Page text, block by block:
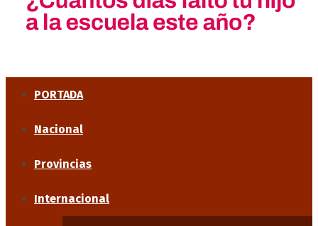
PORTADA
Nacional
Provincias
Internacional